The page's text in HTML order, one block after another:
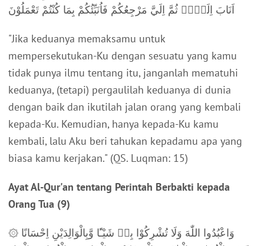
اَنَابَ اِلَيَّۚ ثُمَّ اِلَيَّ مَرْجِعُكُمْ فَاُنَبِّئُكُمْ بِمَا كُنْتُمْ تَعْمَلُوْنَ
"Jika keduanya memaksamu untuk
mempersekutukan-Ku dengan sesuatu yang kamu
tidak punya ilmu tentang itu, janganlah mematuhi
keduanya, (tetapi) pergaulilah keduanya di dunia
dengan baik dan ikutilah jalan orang yang kembali
kepada-Ku. Kemudian, hanya kepada-Ku kamu
kembali, lalu Aku beri tahukan kepadamu apa yang
biasa kamu kerjakan." (QS. Luqman: 15)
Ayat Al-Qur'an tentang Perintah Berbakti kepada
Orang Tua (9)
۞ وَاعْبُدُوا اللّٰهَ وَلَا تُشْرِكُوْا بِهٖ شَيْـًٔا وَّبِالْوَالِدَيْنِ اِحْسَانًا